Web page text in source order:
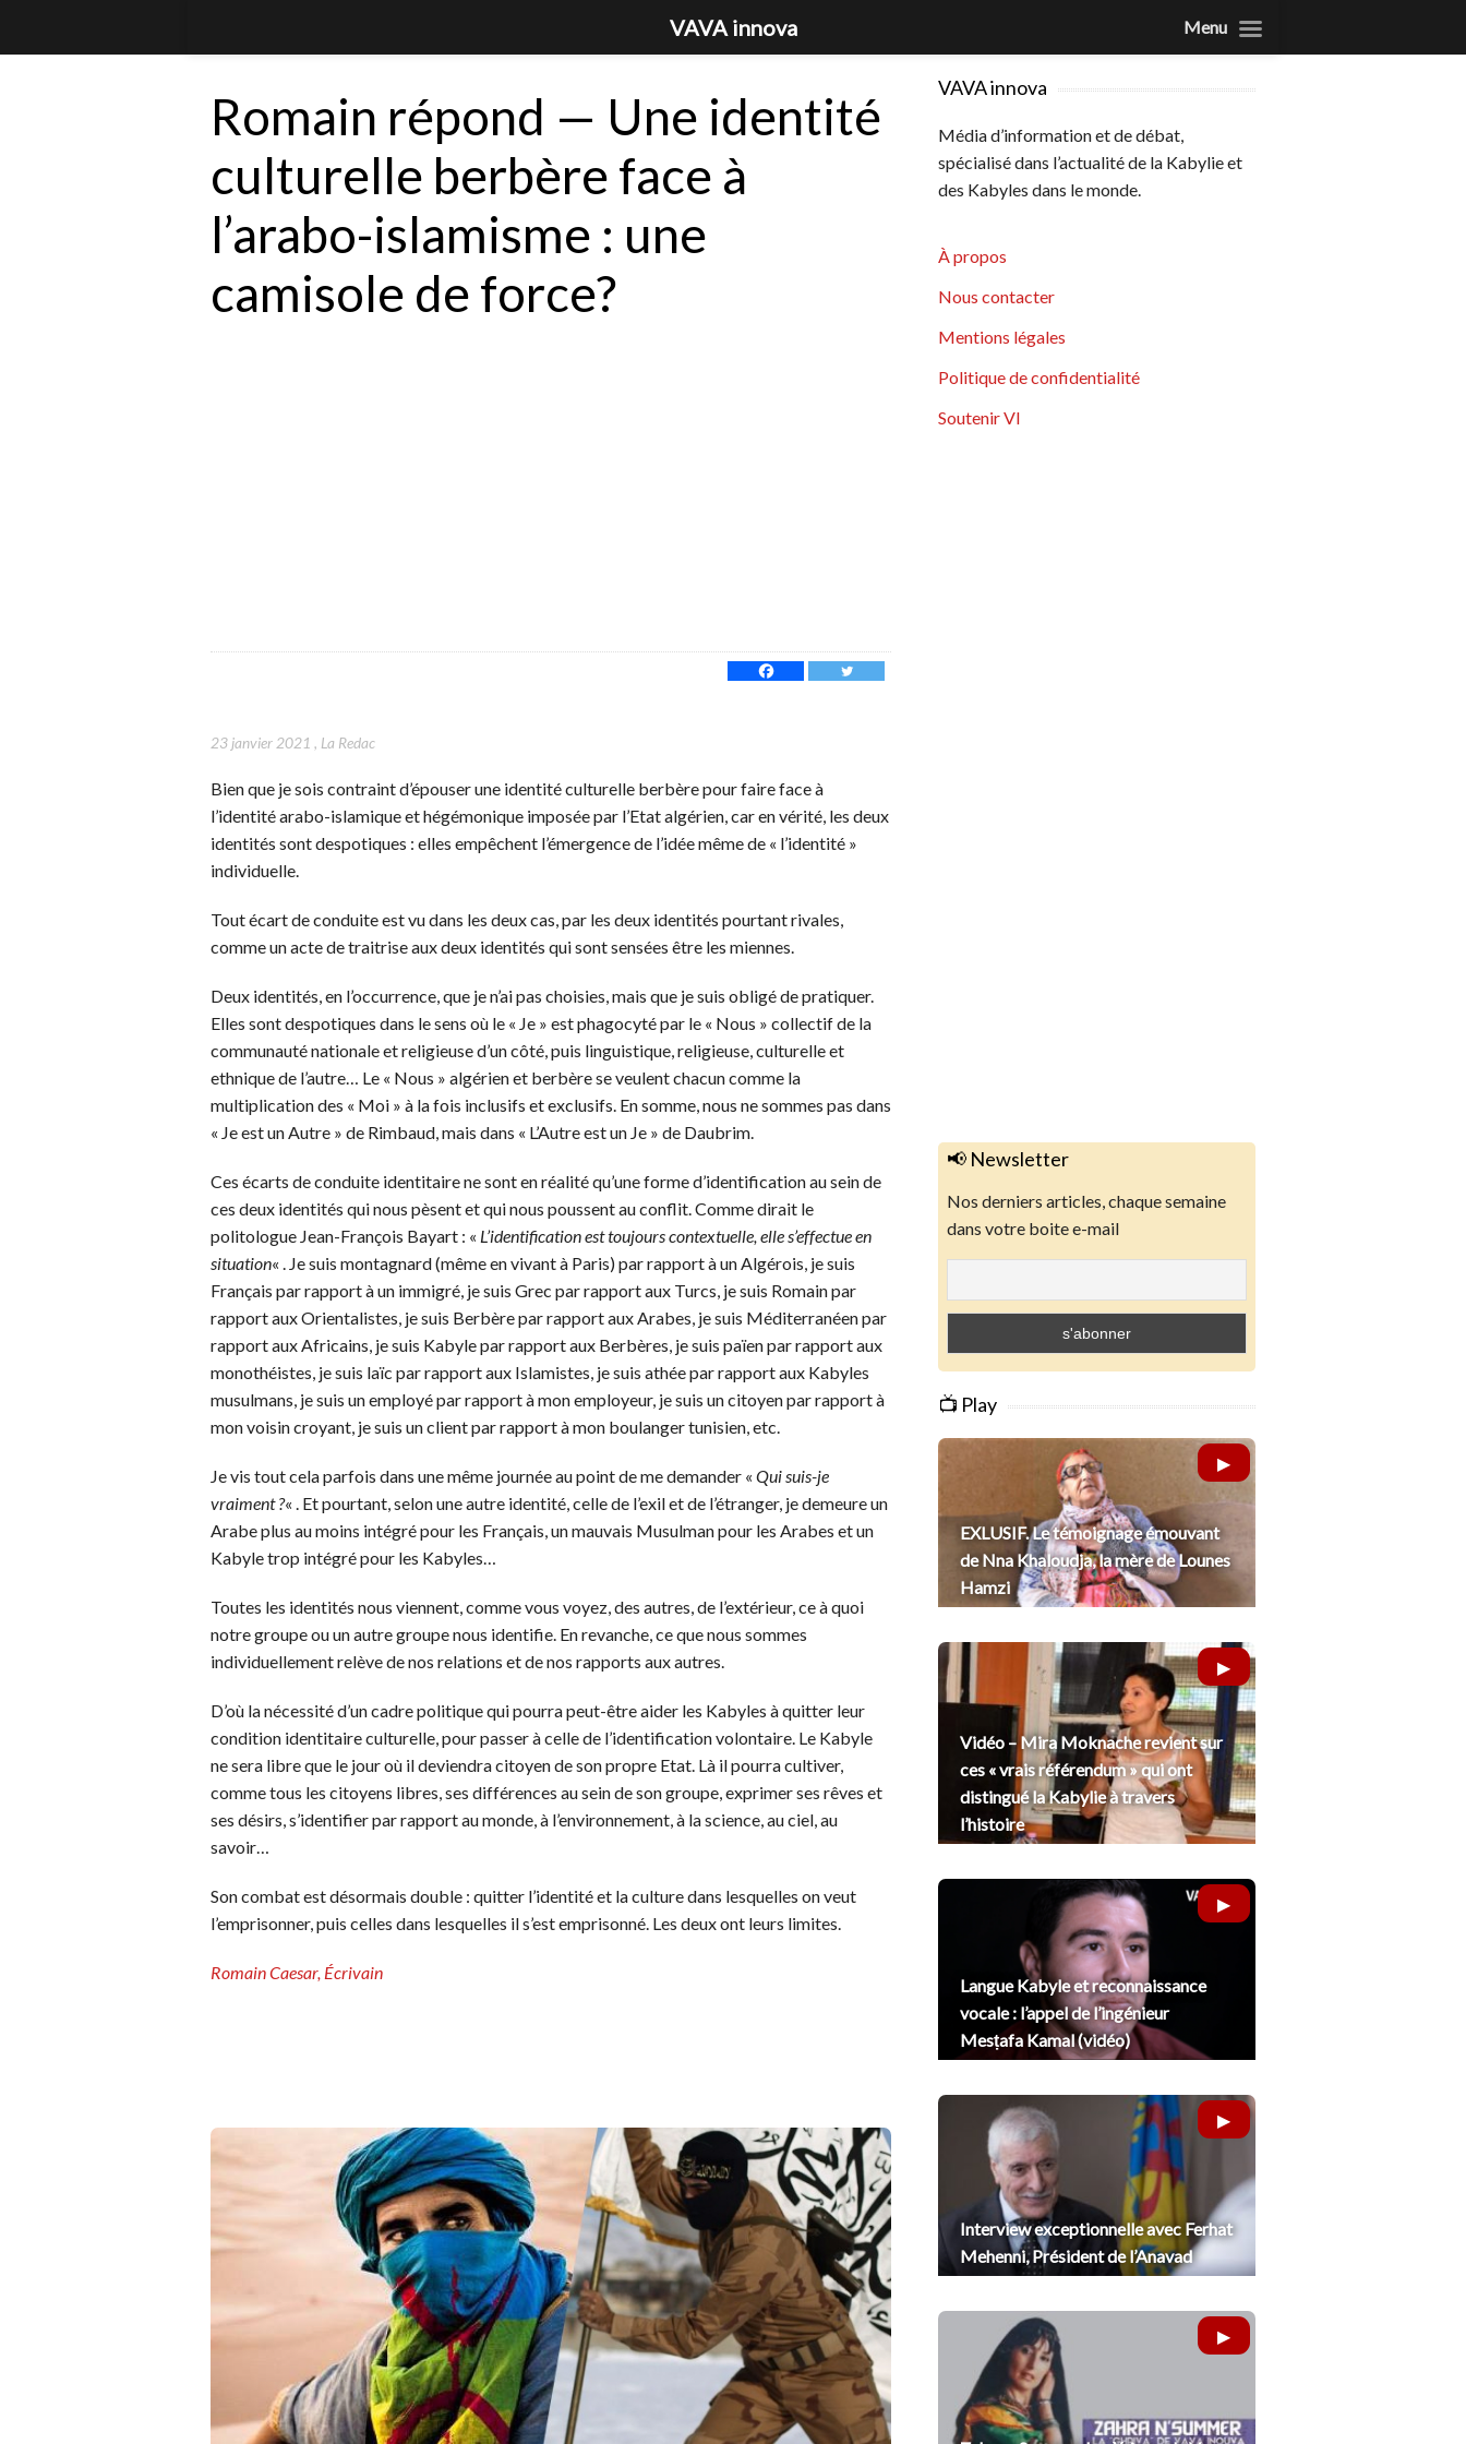
Romain répond — Une identité
culturelle berbère face à
l’arabo-islamisme : une
camisole de force?
23 janvier 2021 , La Redac
Bien que je sois contraint d’épouser une identité culturelle berbère pour faire face à
l’identité arabo-islamique et hégémonique imposée par l’Etat algérien, car en vérité, les deux
identités sont despotiques : elles empêchent l’émergence de l’idée même de « l’identité »
individuelle.
Tout écart de conduite est vu dans les deux cas, par les deux identités pourtant rivales,
comme un acte de traitrise aux deux identités qui sont sensées être les miennes.
Deux identités, en l’occurrence, que je n’ai pas choisies, mais que je suis obligé de pratiquer.
Elles sont despotiques dans le sens où le « Je » est phagocyté par le « Nous » collectif de la
communauté nationale et religieuse d’un côté, puis linguistique, religieuse, culturelle et
ethnique de l’autre… Le « Nous » algérien et berbère se veulent chacun comme la
multiplication des « Moi » à la fois inclusifs et exclusifs. En somme, nous ne sommes pas dans
« Je est un Autre » de Rimbaud, mais dans « L’Autre est un Je » de Daubrim.
Ces écarts de conduite identitaire ne sont en réalité qu’une forme d’identification au sein de
ces deux identités qui nous pèsent et qui nous poussent au conflit. Comme dirait le
politologue Jean-François Bayart : « L’identification est toujours contextuelle, elle s’effectue en
situation« . Je suis montagnard (même en vivant à Paris) par rapport à un Algérois, je suis
Français par rapport à un immigré, je suis Grec par rapport aux Turcs, je suis Romain par
rapport aux Orientalistes, je suis Berbère par rapport aux Arabes, je suis Méditerranéen par
rapport aux Africains, je suis Kabyle par rapport aux Berbères, je suis païen par rapport aux
monothéistes, je suis laïc par rapport aux Islamistes, je suis athée par rapport aux Kabyles
musulmans, je suis un employé par rapport à mon employeur, je suis un citoyen par rapport à
mon voisin croyant, je suis un client par rapport à mon boulanger tunisien, etc.
Je vis tout cela parfois dans une même journée au point de me demander «Qui suis-je
vraiment ?« . Et pourtant, selon une autre identité, celle de l’exil et de l’étranger, je demeure un
Arabe plus au moins intégré pour les Français, un mauvais Musulman pour les Arabes et un
Kabyle trop intégré pour les Kabyles…
Toutes les identités nous viennent, comme vous voyez, des autres, de l’extérieur, ce à quoi
notre groupe ou un autre groupe nous identifie. En revanche, ce que nous sommes
individuellement relève de nos relations et de nos rapports aux autres.
D’où la nécessité d’un cadre politique qui pourra peut-être aider les Kabyles à quitter leur
condition identitaire culturelle, pour passer à celle de l’identification volontaire. Le Kabyle
ne sera libre que le jour où il deviendra citoyen de son propre Etat. Là il pourra cultiver,
comme tous les citoyens libres, ses différences au sein de son groupe, exprimer ses rêves et
ses désirs, s’identifier par rapport au monde, à l’environnement, à la science, au ciel, au
savoir…
Son combat est désormais double : quitter l’identité et la culture dans lesquelles on veut
l’emprisonner, puis celles dans lesquelles il s’est emprisonné. Les deux ont leurs limites.
Romain Caesar, Écrivain
VAVA innova
Média d’information et de débat,
spécialisé dans l’actualité de la Kabylie et
des Kabyles dans le monde.
À propos
Nous contacter
Mentions légales
Politique de confidentialité
Soutenir VI
📢 Newsletter
Nos derniers articles, chaque semaine
dans votre boite e-mail
📺 Play
EXLUSIF. Le témoignage émouvant
de Nna Khaloudja, la mère de Lounes
Hamzi
Vidéo – Mira Moknache revient sur
ces « vrais référendum » qui ont
distingué la Kabylie à travers
l’histoire
Langue Kabyle et reconnaissance
vocale : l’appel de l’ingénieur
Mesṭafa Kamal (vidéo)
Interview exceptionnelle avec Ferhat
Mehenni, Président de l’Anavad
VAVA innova Menu